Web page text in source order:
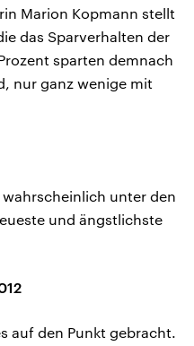
Marion Kopmann stellt
das Sparverhalten der
sparten demnach
nur ganz wenige mit
wahrscheinlich unter den
und ängstlichste
auf den Punkt gebracht.